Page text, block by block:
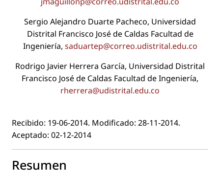
Sergio Alejandro Duarte Pacheco, Universidad
Distrital Francisco José de Caldas Facultad de
Ingeniería, saduartep@correo.udistrital.edu.co
Rodrigo Javier Herrera García, Universidad Distrital
Francisco José de Caldas Facultad de Ingeniería,
rherrera@udistrital.edu.co
Recibido: 19-06-2014. Modiﬁcado: 28-11-2014.
Aceptado: 02-12-2014
Resumen